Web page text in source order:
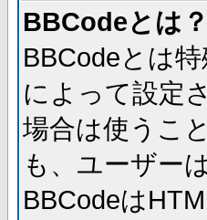
BBCodeとは？
BBCodeとは
によって設定
場合は使うこ
も、ユーザー
BBCodeは